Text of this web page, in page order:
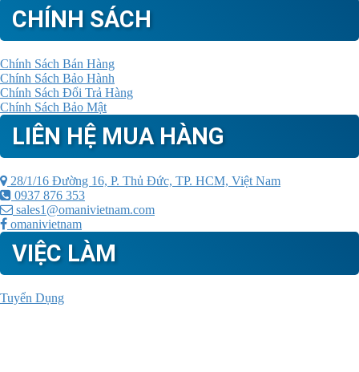
CHÍNH SÁCH
Chính Sách Bán Hàng
Chính Sách Bảo Hành
Chính Sách Đổi Trả Hàng
Chính Sách Bảo Mật
LIÊN HỆ MUA HÀNG
28/1/16 Đường 16, P. Thủ Đức, TP. HCM, Việt Nam
0937 876 353
sales1@omanivietnam.com
omanivietnam
VIỆC LÀM
Tuyển Dụng